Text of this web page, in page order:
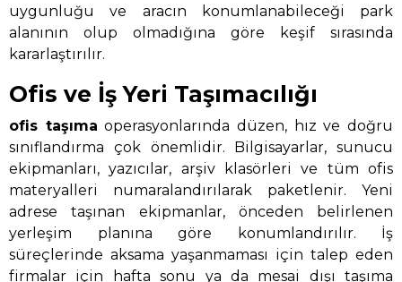
uygunluğu ve aracın konumlanabileceği park
alanının olup olmadığına göre keşif sırasında
kararlaştırılır.
Ofis ve İş Yeri Taşımacılığı
ofis taşıma operasyonlarında düzen, hız ve doğru
sınıflandırma çok önemlidir. Bilgisayarlar, sunucu
ekipmanları, yazıcılar, arşiv klasörleri ve tüm ofis
materyalleri numaralandırılarak paketlenir. Yeni
adrese taşınan ekipmanlar, önceden belirlenen
yerleşim planına göre konumlandırılır. İş
süreçlerinde aksama yaşanmaması için talep eden
firmalar için hafta sonu ya da mesai dışı taşıma